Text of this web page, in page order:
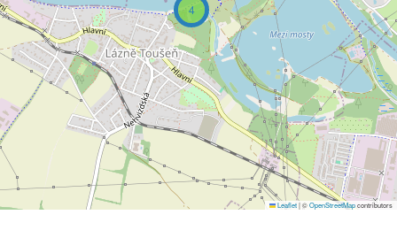
4
Leaflet|©OpenStreetMapcontributors